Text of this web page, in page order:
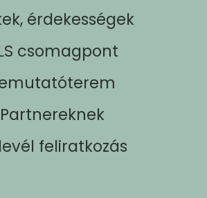
érdekességek
csomagpont
Partnereknek
feliratkozás